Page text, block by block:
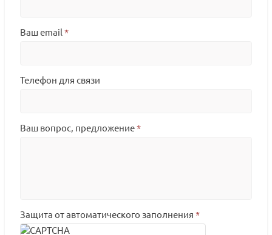
Ваш email *
Телефон для связи
Ваш вопрос, предложение*
Защита от автоматического заполнения *